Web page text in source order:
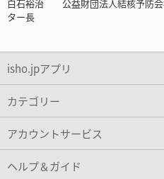
白石裕治 公益財団法人結核予防会
ター長
isho.jpアプリ
カテゴリー
アカウントサービス
ヘルプ＆ガイド